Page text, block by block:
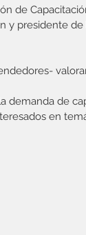
de
y presidente
demanda de
en